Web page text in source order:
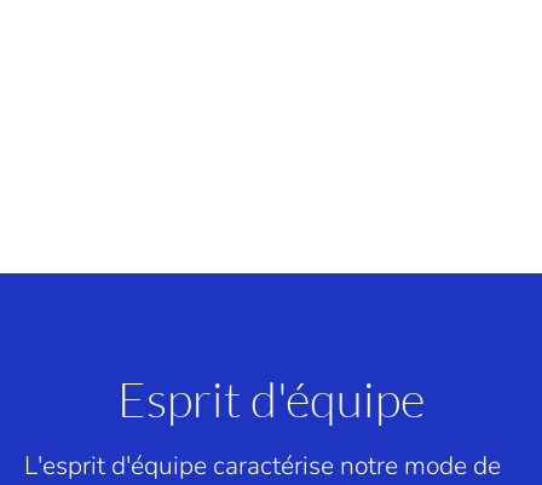
Esprit d'équipe
L'esprit d'équipe caractérise notre mode de